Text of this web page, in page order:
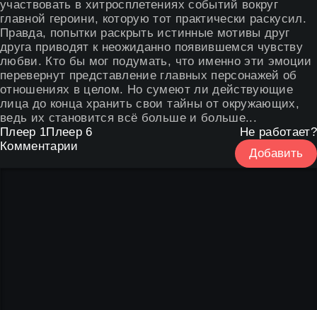
участвовать в хитросплетениях событий вокруг
главной героини, которую тот практически раскусил.
Правда, попытки раскрыть истинные мотивы друг
друга приводят к неожиданно появившемся чувству
любви. Кто бы мог подумать, что именно эти эмоции
перевернут представление главных персонажей об
отношениях в целом. Но сумеют ли действующие
лица до конца хранить свои тайны от окружающих,
ведь их становится всё больше и больше...
Плеер 1Плеер 6
Не работает?
Комментарии
Добавить